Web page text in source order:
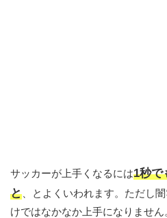
サッカーが上手くなるには1秒で
と 、とよくいわれます。ただし
けではなかなか上手になりませ